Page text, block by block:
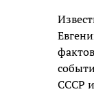
СССР